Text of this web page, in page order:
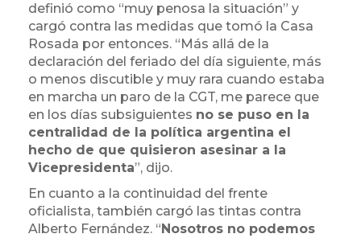
definió como “muy penosa la situación” y
cargó contra las medidas que tomó la Casa
Rosada por entonces. “Más allá de la
declaración del feriado del día siguiente, más
o menos discutible y muy rara cuando estaba
en marcha un paro de la CGT, me parece que
en los días subsiguientes no se puso en la
centralidad de la política argentina el
hecho de que quisieron asesinar a la
Vicepresidenta”, dijo.
En cuanto a la continuidad del frente
oficialista, también cargó las tintas contra
Alberto Fernández. “ Nosotros no podemos